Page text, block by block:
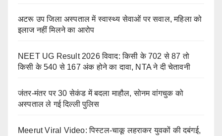
अटरू उप जिला अस्पताल में स्वास्थ्य सेवाओं पर सवाल, महिला को
इलाज नहीं मिलने का आरोप
NEET UG Result 2026 विवाद: किसी के 702 से 87 तो
किसी के 540 से 167 अंक होने का दावा, NTA ने दी चेतावनी
जंतर-मंतर पर 30 सेकंड में बदला माहौल, सोनम वांगचुक को
अस्पताल ले गई दिल्ली पुलिस
Meerut Viral Video: पिस्टल-चाकू लहराकर युवकों की दबंगई,